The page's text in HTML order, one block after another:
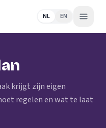
NL EN
krijgt zijn eigen
regelen en wat te laat